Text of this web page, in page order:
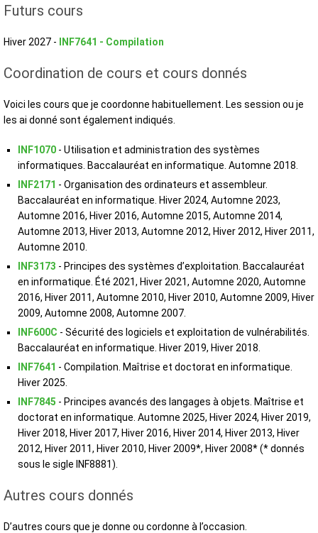
Futurs cours
Hiver 2027 - INF7641 - Compilation
Coordination de cours et cours donnés
Voici les cours que je coordonne habituellement. Les session ou je
les ai donné sont également indiqués.
INF1070 - Utilisation et administration des systèmes
informatiques. Baccalauréat en informatique. Automne 2018.
INF2171 - Organisation des ordinateurs et assembleur.
Baccalauréat en informatique. Hiver 2024, Automne 2023,
Automne 2016, Hiver 2016, Automne 2015, Automne 2014,
Automne 2013, Hiver 2013, Automne 2012, Hiver 2012, Hiver 2011,
Automne 2010.
INF3173 - Principes des systèmes d’exploitation. Baccalauréat
en informatique. Été 2021, Hiver 2021, Automne 2020, Automne
2016, Hiver 2011, Automne 2010, Hiver 2010, Automne 2009, Hiver
2009, Automne 2008, Automne 2007.
INF600C - Sécurité des logiciels et exploitation de vulnérabilités.
Baccalauréat en informatique. Hiver 2019, Hiver 2018.
INF7641 - Compilation. Maîtrise et doctorat en informatique.
Hiver 2025.
INF7845 - Principes avancés des langages à objets. Maîtrise et
doctorat en informatique. Automne 2025, Hiver 2024, Hiver 2019,
Hiver 2018, Hiver 2017, Hiver 2016, Hiver 2014, Hiver 2013, Hiver
2012, Hiver 2011, Hiver 2010, Hiver 2009*, Hiver 2008* (* donnés
sous le sigle INF8881).
Autres cours donnés
D’autres cours que je donne ou cordonne à l’occasion.